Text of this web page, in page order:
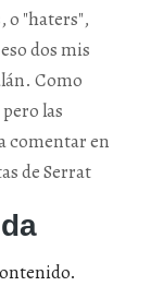
o "haters",
dos mis
Como
las
comentar en
de Serrat